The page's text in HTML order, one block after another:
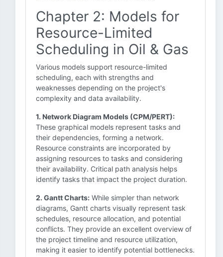
Chapter 2: Models for
Resource-Limited
Scheduling in Oil & Gas
Various models support resource-limited
scheduling, each with strengths and
weaknesses depending on the project's
complexity and data availability.
1. Network Diagram Models (CPM/PERT):
These graphical models represent tasks and
their dependencies, forming a network.
Resource constraints are incorporated by
assigning resources to tasks and considering
their availability. Critical path analysis helps
identify tasks that impact the project duration.
2. Gantt Charts: While simpler than network
diagrams, Gantt charts visually represent task
schedules, resource allocation, and potential
conflicts. They provide an excellent overview of
the project timeline and resource utilization,
making it easier to identify potential bottlenecks.